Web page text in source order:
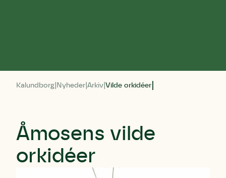
Kalundborg Nyheder Arkiv Vilde orkidéer
Åmosens vilde
orkidéer